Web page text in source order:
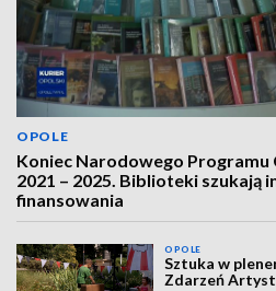
OPOLE
Koniec Narodowego Programu
2021 – 2025. Biblioteki szukają
finansowania
OPOLE
Sztuka w
Zdarzeń